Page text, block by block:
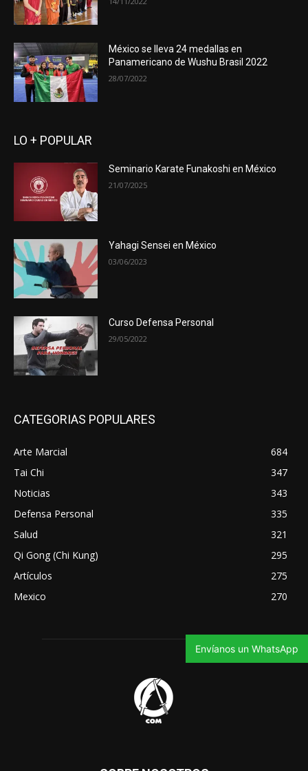
México se lleva 24 medallas en
Panamericano de Wushu Brasil 2022
28/07/2022
LO + POPULAR
Seminario Karate Funakoshi en México
21/07/2025
Yahagi Sensei en México
03/06/2023
Curso Defensa Personal
29/05/2022
CATEGORIAS POPULARES
Arte Marcial
684
Tai Chi
347
Noticias
343
Defensa Personal
335
Salud
321
Qi Gong (Chi Kung)
295
Artículos
275
Mexico
270
Envíanos un WhatsApp